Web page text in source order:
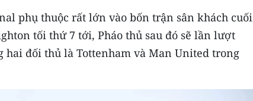
phụ thuộc rất lớn vào bốn trận sân khách cuối
tối thứ 7 tới, Pháo thủ sau đó sẽ lần lượt
đối thủ là Tottenham và Man United trong